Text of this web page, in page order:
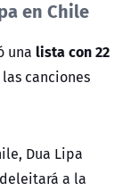
en Chile
una lista con 22
canciones
Dua Lipa
a la